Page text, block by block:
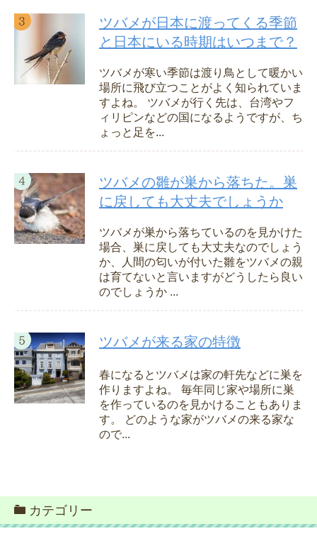
ツバメが日本に渡ってくる季節
と日本にいる時期はいつまで？
ツバメが寒い季節は渡り鳥として暖かい
場所に飛び立つことがよく知られていま
すよね。 ツバメが行く先は、台湾やフ
ィリピンなどの国になるようですが、ち
ょっと足を...
ツバメの雛が巣から落ちた。巣
に戻しても大丈夫でしょうか
ツバメが巣から落ちているのを見かけた
場合、巣に戻しても大丈夫なのでしょう
か、人間の匂いが付いた雛をツバメの親
は育てないと言いますがどうしたら良い
のでしょうか ...
ツバメが来る家の特徴
春になるとツバメは家の軒先などに巣を
作りますよね。 毎年同じ家や場所に巣
を作っているのを見かけることもありま
す。 どのような家がツバメの来る家な
ので...
カテゴリー